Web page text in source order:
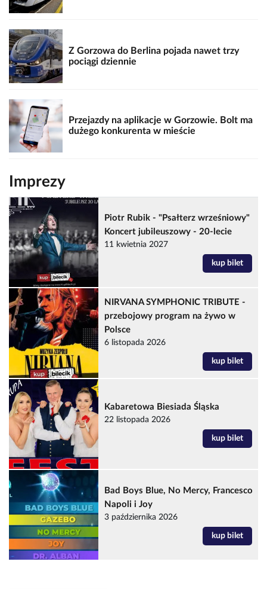
Z Gorzowa do Berlina pojada nawet trzy
pociągi dziennie
Przejazdy na aplikacje w Gorzowie. Bolt ma
dużego konkurenta w mieście
Imprezy
Piotr Rubik - "Psałterz wrześniowy"
Koncert jubileuszowy - 20-lecie
11 kwietnia 2027
kup bilet
NIRVANA SYMPHONIC TRIBUTE -
przebojowy program na żywo w
Polsce
6 listopada 2026
kup bilet
Kabaretowa Biesiada Śląska
22 listopada 2026
kup bilet
Bad Boys Blue, No Mercy, Francesco
Napoli i Joy
3 października 2026
kup bilet